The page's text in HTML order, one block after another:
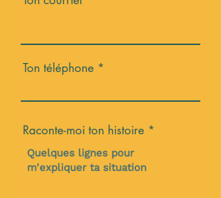
Ton téléphone
Raconte-moi ton histoire